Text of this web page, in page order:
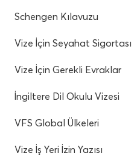
Schengen Kılavuzu
Vize İçin Seyahat Sigortası
Vize İçin Gerekli Evraklar
İngiltere Dil Okulu Vizesi
VFS Global Ülkeleri
Vize İş Yeri İzin Yazısı